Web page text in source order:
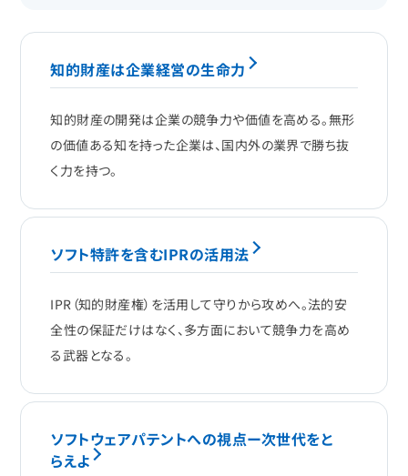
知的財産は企業経営の生命力
知的財産の開発は企業の競争力や価値を高める。無形
の価値ある知を持った企業は、国内外の業界で勝ち抜
く力を持つ。
ソフト特許を含むIPRの活用法
IPR（知的財産権）を活用して守りから攻めへ。法的安
全性の保証だけはなく、多方面において競争力を高め
る武器となる。
ソフトウェアパテントへの視点ー次世代をと
らえよ